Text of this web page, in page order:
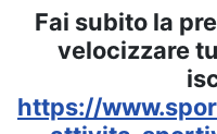
Fai subito la
velocizzare
https://